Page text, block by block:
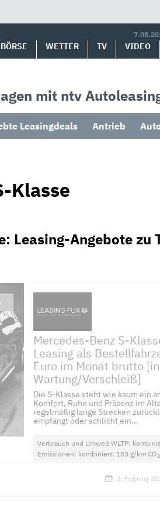
BÖRSE WETTER TV VIDEO
mit ntv
Leasingdeals Antrieb
Klasse
Leasing-Angebote zu
Mercedes-Benz S-
Leasing als
Euro im Monat brutto
Wartung/Verschleiß]
Die S-Klasse steht wie kaum ein
Komfort, Ruhe und Präsenz im
regelmäßig lange Strecken
empfängt oder schlicht ein...
Verbrauch und Umwelt WLTP:
Emissionen: kombiniert: 183 g/km CO2
2. Februar